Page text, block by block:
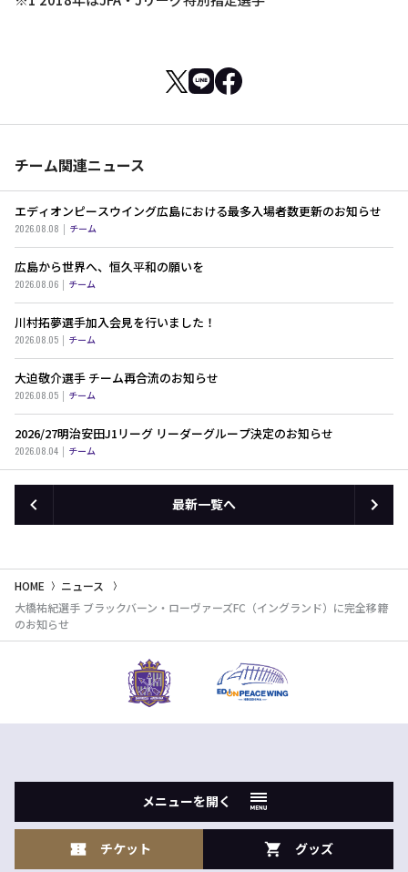
チーム関連ニュース
エディオンピースウイング広島における最多入場者数更新のお知らせ
2026.08.08 チーム
広島から世界へ、恒久平和の願いを
2026.08.06 チーム
川村拓夢選手加入会見を行いました！
2026.08.05 チーム
大迫敬介選手 チーム再合流のお知らせ
2026.08.05 チーム
2026/27明治安田J1リーグ リーダーグループ決定のお知らせ
2026.08.04 チーム
最新一覧へ
HOME
ニュース
大橋祐紀選手 ブラックバーン・ローヴァーズFC（イングランド）に完全移籍
のお知らせ
メニューを開く
チケット グッズ